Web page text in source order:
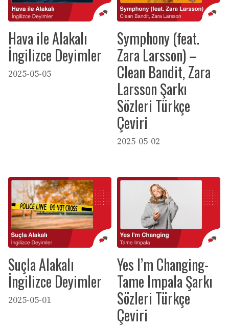
Hava ile Alakalı
İngilizce Deyimler
2025-05-05
Symphony (feat.
Zara Larsson) –
Clean Bandit, Zara
Larsson Şarkı
Sözleri Türkçe
Çeviri
2025-05-02
Suçla Alakalı
İngilizce Deyimler
2025-05-01
Yes I’m Changing-
Tame Impala Şarkı
Sözleri Türkçe
Çeviri